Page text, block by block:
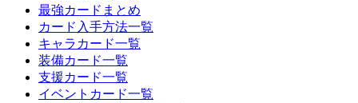
最強カードまとめ
カード入手方法一覧
キャラカード一覧
装備カード一覧
支援カード一覧
イベントカード一覧